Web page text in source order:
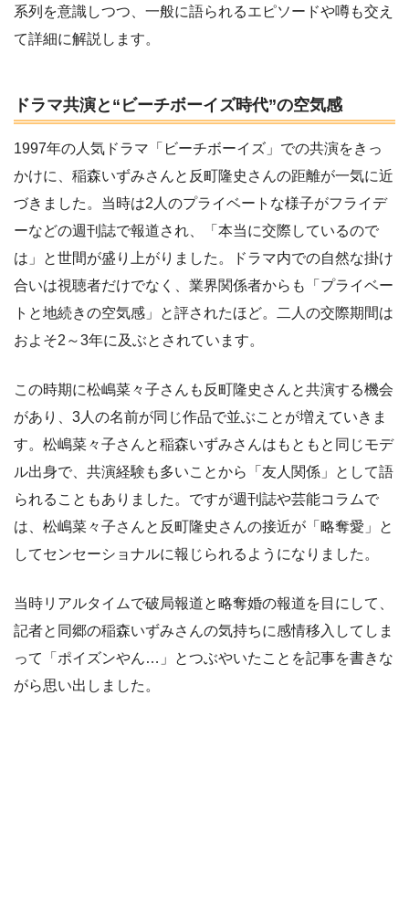
系列を意識しつつ、一般に語られるエピソードや噂も交え
て詳細に解説します。
ドラマ共演と“ビーチボーイズ時代”の空気感
1997年の人気ドラマ「ビーチボーイズ」での共演をきっ
かけに、稲森いずみさんと反町隆史さんの距離が一気に近
づきました。当時は2人のプライベートな様子がフライデ
ーなどの週刊誌で報道され、「本当に交際しているので
は」と世間が盛り上がりました。ドラマ内での自然な掛け
合いは視聴者だけでなく、業界関係者からも「プライベー
トと地続きの空気感」と評されたほど。二人の交際期間は
およそ2～3年に及ぶとされています。
この時期に松嶋菜々子さんも反町隆史さんと共演する機会
があり、3人の名前が同じ作品で並ぶことが増えていきま
す。松嶋菜々子さんと稲森いずみさんはもともと同じモデ
ル出身で、共演経験も多いことから「友人関係」として語
られることもありました。ですが週刊誌や芸能コラムで
は、松嶋菜々子さんと反町隆史さんの接近が「略奪愛」と
してセンセーショナルに報じられるようになりました。
当時リアルタイムで破局報道と略奪婚の報道を目にして、
記者と同郷の稲森いずみさんの気持ちに感情移入してしま
って「ポイズンやん…」とつぶやいたことを記事を書きな
がら思い出しました。